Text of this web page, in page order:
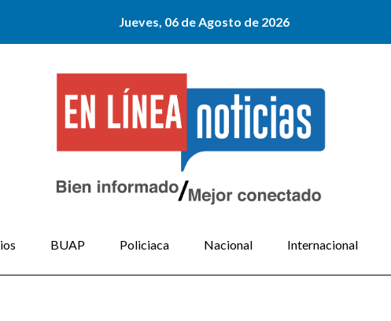
Jueves, 06 de Agosto de 2026
BUAP Policiaca Nacional Internacional